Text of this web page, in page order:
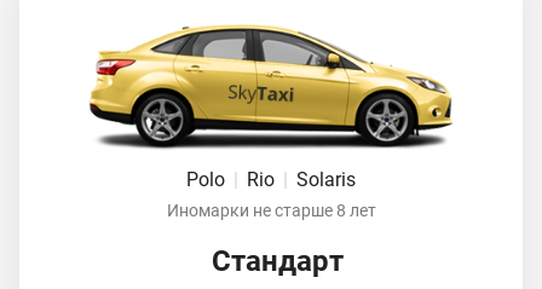
Polo | Rio | Solaris
Иномарки не старше 8 лет
Стандарт